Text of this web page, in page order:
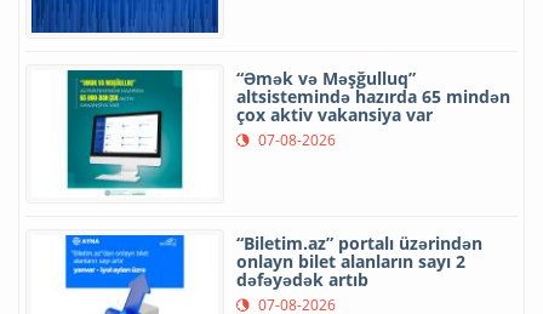
“Əmək və Məşğulluq”
altsistemində hazırda 65 mindən
çox aktiv vakansiya var
07-08-2026
“Biletim.az” portalı üzərindən
onlayn bilet alanların sayı 2
dəfəyədək artıb
07-08-2026